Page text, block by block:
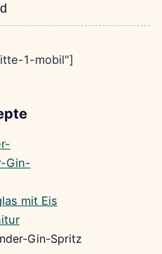
1-mobil"]
Gin-Spritz